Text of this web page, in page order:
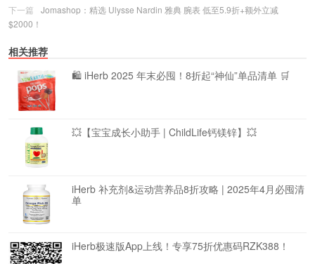
下一篇
Jomashop：精选 Ulysse Nardin 雅典 腕表 低至5.9折+额外立减
$2000！
相关推荐
🛍️ iHerb 2025 年末必囤！8折起“神仙”单品清单 🛒
💥【宝宝成长小助手 | ChildLife钙镁锌】💥
iHerb 补充剂&运动营养品8折攻略 | 2025年4月必囤清
单
iHerb极速版App上线！专享75折优惠码RZK388！